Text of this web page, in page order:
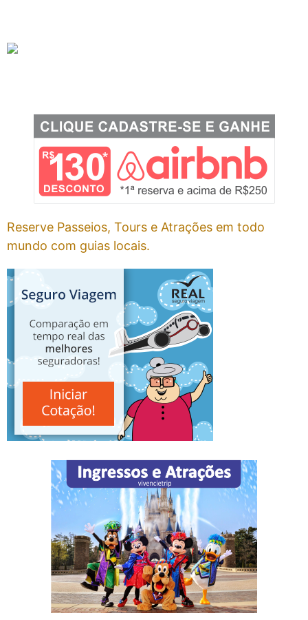
Reserve Passeios, Tours e Atrações em todo
mundo com guias locais.